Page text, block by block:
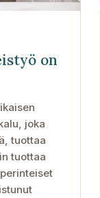
on
joka
tuottaa
tuottaa